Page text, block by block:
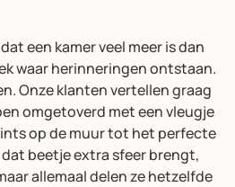
een kamer veel meer is dan
waar herinneringen ontstaan.
Onze klanten vertellen graag
omgetoverd met een vleugje
op de muur tot het perfecte
beetje extra sfeer brengt,
allemaal delen ze hetzelfde